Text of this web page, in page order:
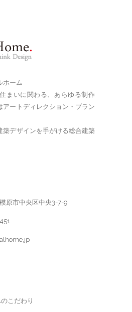
ホーム
まいに関わる、あらゆる制作
アートディレクション・ブラン
築デザインを手がける総合建築
原市中央区中央3-7-9
こだわり